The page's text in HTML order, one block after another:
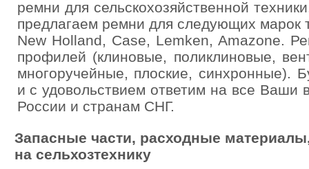
ремни для сельскохозяйственной
предлагаем ремни для следующих марок
New Holland, Case, Lemken, Amazone.
профилей (клиновые, поликлиновые,
многоручейные, плоские, синхронные).
и с удовольствием ответим на все Ваши
России и странам СНГ.
Запасные части, расходные
на сельхозтехнику